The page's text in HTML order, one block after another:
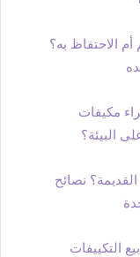
الاحتفاظ به؟
مكيفات
البيئة؟
القديمة؟ نصائح
التكييفات